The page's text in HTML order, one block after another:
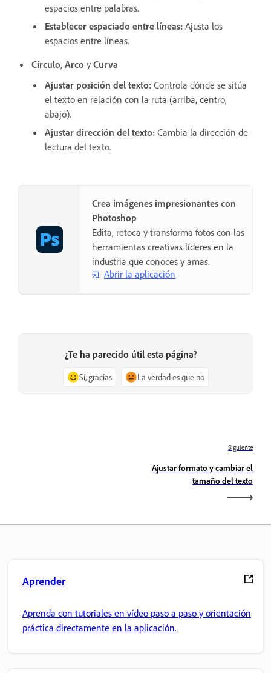
espacios entre palabras.
Establecer espaciado entre líneas: Ajusta los
espacios entre líneas.
Círculo, Arco y Curva
Ajustar posición del texto: Controla dónde se sitúa
el texto en relación con la ruta (arriba, centro,
abajo).
Ajustar dirección del texto: Cambia la dirección de
lectura del texto.
Crea imágenes impresionantes con
Photoshop
Edita, retoca y transforma fotos con las
herramientas creativas líderes en la
industria que conoces y amas.
Abrir la aplicación
¿Te ha parecido útil esta página?
Sí, gracias La verdad es que no
Siguiente
Ajustar formato y cambiar el
tamaño del texto
Aprender
Aprenda con tutoriales en vídeo paso a paso y orientación
práctica directamente en la aplicación.